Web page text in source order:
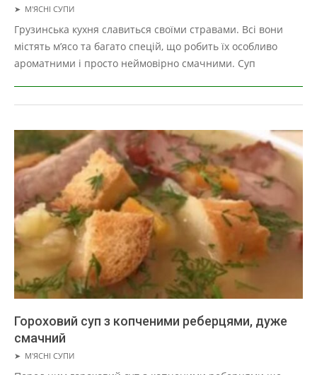
2019-
03-
29
➤ М'ЯСНІ СУПИ
Грузинська кухня славиться своїми стравами. Всі вони
містять м’ясо та багато спецій, що робить їх особливо
ароматними і просто неймовірно смачними. Суп
Гороховий суп з копченими реберцями, дуже
смачний
2019-
03-
➤ М'ЯСНІ СУПИ